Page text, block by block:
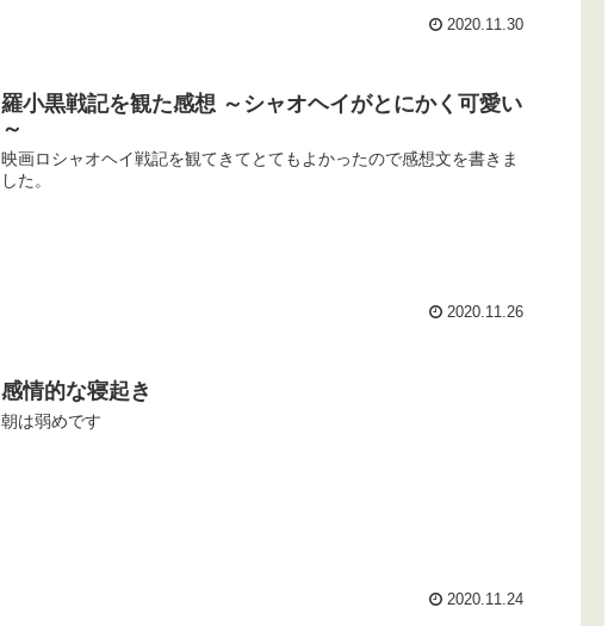
2020.11.30
羅小黒戦記を観た感想 ～シャオヘイがとにかく可愛い
～
映画ロシャオヘイ戦記を観てきてとてもよかったので感想文を書きま
した。
2020.11.26
感情的な寝起き
朝は弱めです
2020.11.24